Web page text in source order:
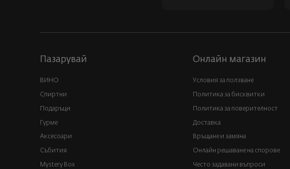
Пазарувай
ВИНО
Спиртни
Подаръци
Гурме
Аксесоари
Събития
Mystery Box
Онлайн магазин
Условия за ползване
Политика за бисквитки
Политика за поверителност
Доставка
Връщане и замяна
Онлайн решаване на спорове
Често задавани въпроси